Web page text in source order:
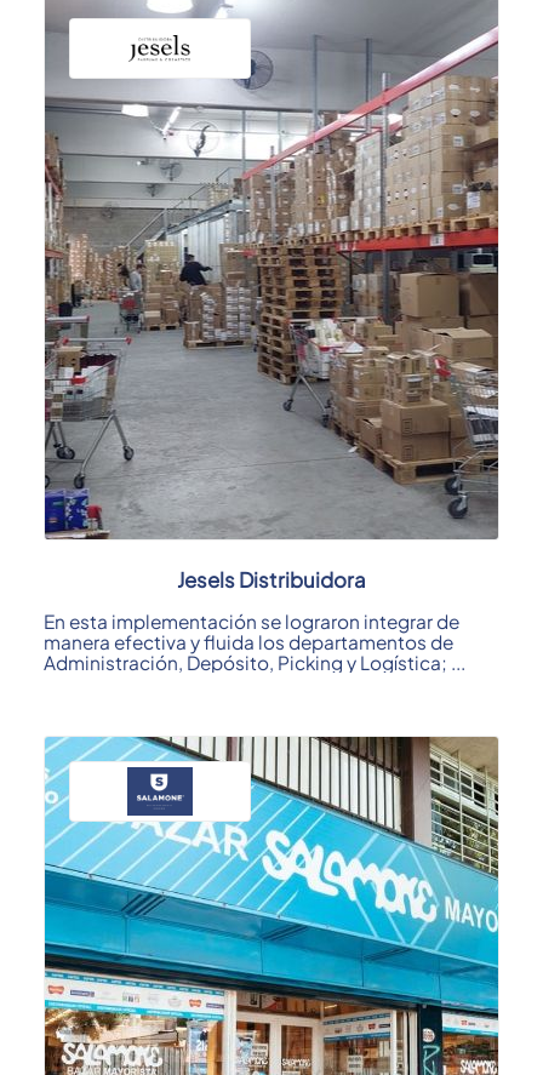
Jesels Distribuidora
En esta implementación se lograron integrar de
manera efectiva y fluida los departamentos de
Administración, Depósito, Picking y Logística; ...